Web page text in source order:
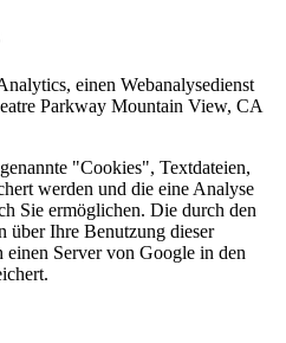
einen Webanalysedienst
Parkway Mountain View, CA
"Cookies", Textdateien,
werden und die eine Analyse
Sie ermöglichen. Die durch den
über Ihre Benutzung dieser
einen Server von Google in den